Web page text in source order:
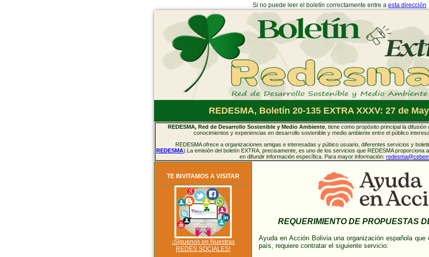
Si no puede leer el boletín correctamente entre a esta dirección
REDESMA, Boletín 20-135 EXTRA XXXV: 27 de
REDESMA, Red de Desarrollo Sostenible y Medio Ambiente , tiene como propósito principal la
conocimientos y experiencias en desarrollo sostenible y medio ambiente entre el público
REDESMA ofrece a organizaciones amigas e interesadas y púbico usuario, diferentes servicios y
REDESMA).La emisión del boletín EXTRA, precisamente, es uno de los servicios que REDESMA proporciona
en difundir información específica. Para mayor información:
TE INVITAMOS A VISITAR
¡Síguenos en Nuestras
REDES SOCIALES!
REQUERIMIENTO DE PROPUESTAS
Ayuda en Acción Bolivia una organización española que
país, requiere contratar el siguiente servicio: